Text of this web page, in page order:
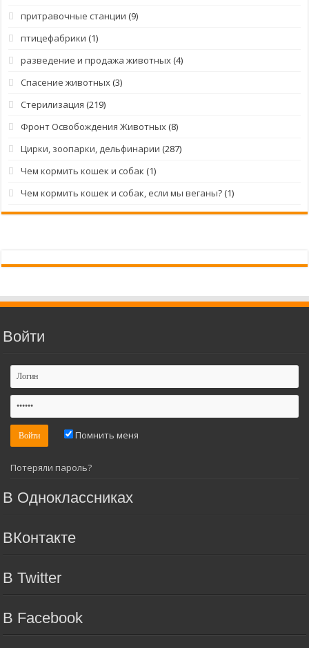
притравочные станции (9)
птицефабрики (1)
разведение и продажа животных(4)
Спасение животных(3)
Стерилизация (219)
Фронт Освобождения Животных(8)
Цирки, зоопарки, дельфинарии (287)
Чем кормить кошек и собак (1)
Чем кормить кошек и собак, если мы веганы?(1)
Войти
Помнить меня
Потеряли пароль?
В Одноклассниках
ВКонтакте
В Twitter
В Facebook